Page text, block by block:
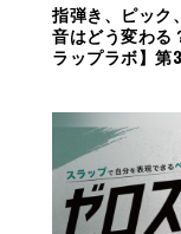
指弾き、ピッ
音はどう変わる
ラップラボ】第